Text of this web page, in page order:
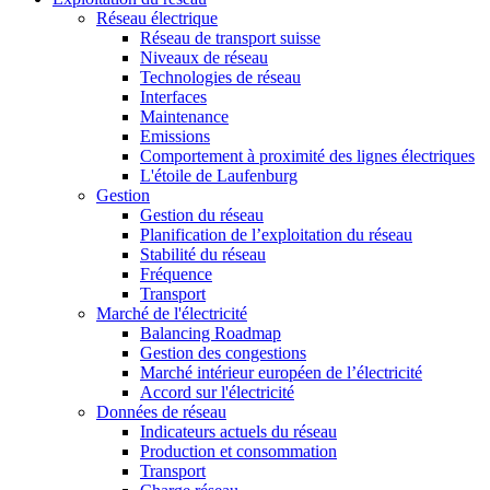
Réseau électrique
Réseau de transport suisse
Niveaux de réseau
Technologies de réseau
Interfaces
Maintenance
Emissions
Comportement à proximité des lignes électriques
L'étoile de Laufenburg
Gestion
Gestion du réseau
Planification de l’exploitation du réseau
Stabilité du réseau
Fréquence
Transport
Marché de l'électricité
Balancing Roadmap
Gestion des congestions
Marché intérieur européen de l’électricité
Accord sur l'électricité
Données de réseau
Indicateurs actuels du réseau
Production et consommation
Transport